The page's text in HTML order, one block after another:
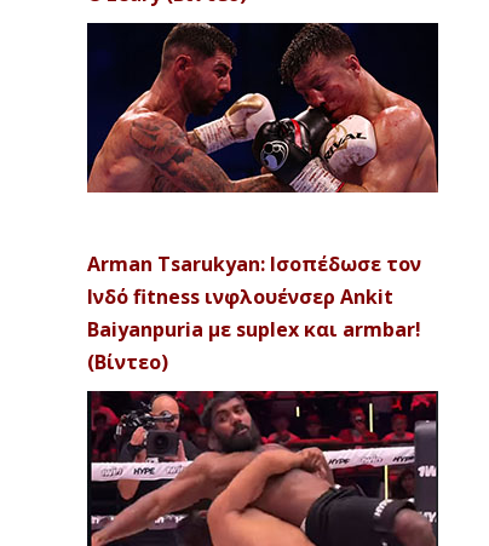
Arman Tsarukyan: Ισοπέδωσε τον
Ινδό fitness ινφλουένσερ Ankit
Baiyanpuria με suplex και armbar!
(Βίντεο)